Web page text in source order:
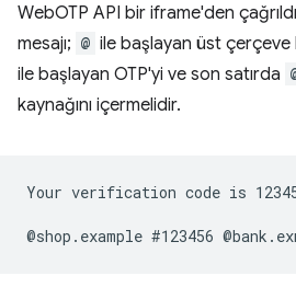
WebOTP API bir iframe'den
mesajı; @ ile başlayan üst çerçeve
ile başlayan OTP'yi ve son satırda
kaynağını içermelidir.
Your verification code is